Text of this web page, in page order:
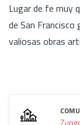
Lugar de fe muy
de San
valiosas obras